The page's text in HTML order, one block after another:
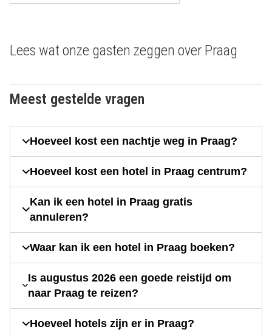
Lees wat onze gasten zeggen over Praag
Meest gestelde vragen
Hoeveel kost een nachtje weg in Praag?
Hoeveel kost een hotel in Praag centrum?
Kan ik een hotel in Praag gratis
annuleren?
Waar kan ik een hotel in Praag boeken?
Is augustus 2026 een goede reistijd om
naar Praag te reizen?
Hoeveel hotels zijn er in Praag?